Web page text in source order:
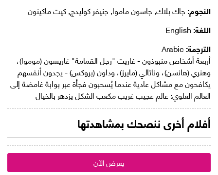
النجوم:جاك بلاك, جاسون ماموا, جنيفر كوليدج, كيت ماكينون
اللغة:
الترجمة:
أربعة أشخاص منبوذون - غاريت "رجل القمامة" غاريسون (موموا)،
وهنري (هانسن)، وناتالي (مايرز)، وداون (بروكس) - يجدون أنفسهم
يكافحون مع مشاكل عادية عندما يُسحبون فجأة عبر بوابة غامضة إلى
العالم العلوي: عالم عجيب غريب مكعب الشكل يزدهر بالخيال
أفلام أخرى ننصحك بمشاهدتها
يعرض الآن